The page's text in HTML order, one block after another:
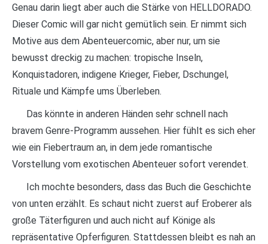
Genau darin liegt aber auch die Stärke von HELLDORADO.
Dieser Comic will gar nicht gemütlich sein. Er nimmt sich
Motive aus dem Abenteuercomic, aber nur, um sie
bewusst dreckig zu machen: tropische Inseln,
Konquistadoren, indigene Krieger, Fieber, Dschungel,
Rituale und Kämpfe ums Überleben.
Das könnte in anderen Händen sehr schnell nach
bravem Genre-Programm aussehen. Hier fühlt es sich eher
wie ein Fiebertraum an, in dem jede romantische
Vorstellung vom exotischen Abenteuer sofort verendet.
Ich mochte besonders, dass das Buch die Geschichte
von unten erzählt. Es schaut nicht zuerst auf Eroberer als
große Täterfiguren und auch nicht auf Könige als
repräsentative Opferfiguren. Stattdessen bleibt es nah an